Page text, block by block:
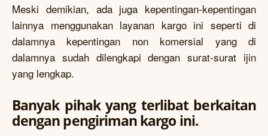
Meski demikian, ada juga kepentingan-kepentingan
lainnya menggunakan layanan kargo ini seperti di
dalamnya kepentingan non komersial yang di
dalamnya sudah dilengkapi dengan surat-surat ijin
yang lengkap.
Banyak pihak yang terlibat berkaitan
dengan pengiriman kargo ini.